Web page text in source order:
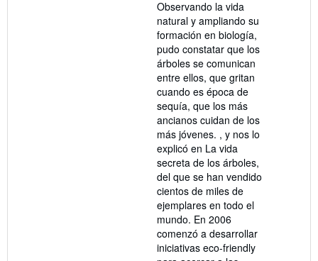
Observando la vida
natural y ampliando su
formación en biología,
pudo constatar que los
árboles se comunican
entre ellos, que gritan
cuando es época de
sequía, que los más
ancianos cuidan de los
más jóvenes. , y nos lo
explicó en La vida
secreta de los árboles,
del que se han vendido
cientos de miles de
ejemplares en todo el
mundo. En 2006
comenzó a desarrollar
iniciativas eco-friendly